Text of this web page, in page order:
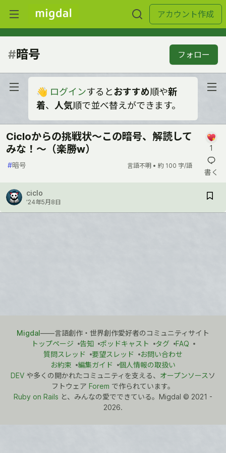
アカウント作成
#暗号 フォロー
👋 ログインするとおすすめ順や新
着、 人気順で並べ替えができます。
Cicloからの挑戦状〜この暗号、解読して
みな！〜（楽勝w）
#暗号 言語不明 • 約 100 字/語
1
書く
ciclo
’24年5月8日
Migdal――言語創作・世界創作愛好者のコミュニティサイト
トップページ
告知 ポッドキャスト タグ
FAQ
質問スレッド
要望スレッド
お問い合わせ
お約束
編集ガイド
個人情報の取扱い
DEV や多くの開かれたコミュニティを支える、 オープンソース ソ
フトウェア Forem で作られています。
Ruby on Rails と、みんなの愛でできている。Migdal © 2021 -
2026.